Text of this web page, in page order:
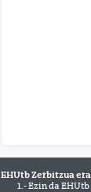
EHUtb Zerbitzua
1.- Ezin da